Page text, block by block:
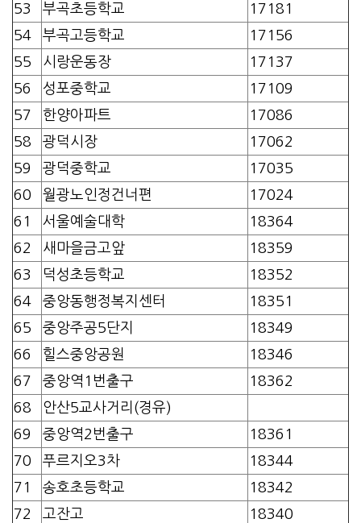
53
부곡초등학교
17181
54
부곡고등학교
17156
55
시랑운동장
17137
56
성포중학교
17109
57
한양아파트
17086
58
광덕시장
17062
59
광덕중학교
17035
60
월광노인정건너편
17024
61
서울예술대학
18364
62
새마을금고앞
18359
63
덕성초등학교
18352
64
중앙동행정복지센터
18351
65
중앙주공5단지
18349
66
힐스중앙공원
18346
67
중앙역1번출구
18362
68
안산5교사거리(경유)
69
중앙역2번출구
18361
70
푸르지오3차
18344
71
송호초등학교
18342
72
고잔고
18340